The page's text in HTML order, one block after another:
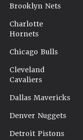
Brooklyn Nets
Charlotte
Hornets
Chicago Bulls
Cleveland
Cavaliers
Dallas Mavericks
Denver Nuggets
Detroit Pistons